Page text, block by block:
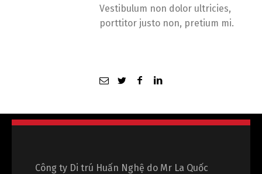
Vestibulum non dolor ultricies,
porttitor justo non, pretium mi.
Công ty Di trú Huấn Nghệ do Mr La Quốc